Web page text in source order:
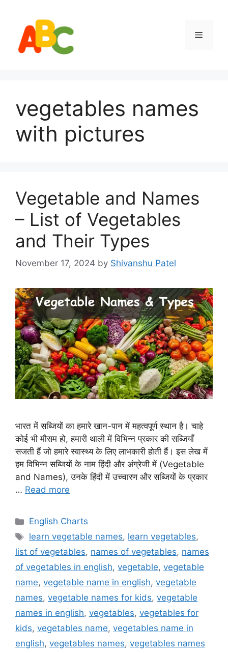
content
Menu
vegetables names
with pictures
Vegetable and Names
– List of Vegetables
and Their Types
November 17, 2024 by Shivanshu Patel
भारत में सब्जियों का हमारे खान-पान में महत्वपूर्ण स्थान है। चाहे
कोई भी मौसम हो, हमारी थाली में विभिन्न प्रकार की सब्जियाँ
सजती हैं जो हमारे स्वास्थ्य के लिए लाभकारी होती हैं। इस लेख में
हम विभिन्न सब्जियों के नाम हिंदी और अंग्रेजी में (Vegetable
and Names), उनके हिंदी में उच्चारण और सब्जियों के प्रकार
… Read more
Categories
English Charts
Tags
learn vegetable names, learn vegetables,
list of vegetables, names of vegetables, names
of vegetables in english, vegetable, vegetable
name, vegetable name in english, vegetable
names, vegetable names for kids, vegetable
names in english, vegetables, vegetables for
kids, vegetables name, vegetables name in
english, vegetables names, vegetables names